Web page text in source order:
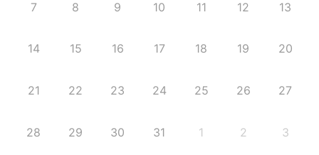
7 8 9 10 11 12 13
14 15 16 17 18 19 20
21 22 23 24 25 26 27
28 29 30 31 1 2 3